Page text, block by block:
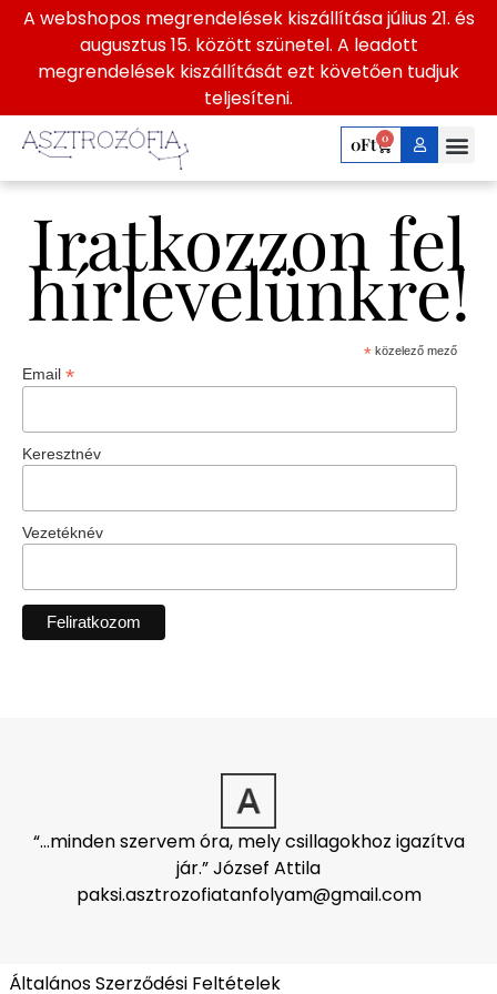
A webshopos megrendelések kiszállítása július 21. és
augusztus 15. között szünetel. A leadott
megrendelések kiszállítását ezt követően tudjuk
teljesíteni.
0Ft 0
Jelenleg üres a bevásárlókosár.
Vásárlás folytatása
Iratkozzon fel
hírlevelünkre!
*közelező mező
Email *
Keresztnév
Vezetéknév
“…minden szervem óra, mely csillagokhoz igazítva
jár.” József Attila
paksi.asztrozofiatanfolyam@gmail.com
Általános Szerződési Feltételek